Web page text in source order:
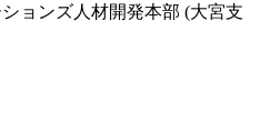
ョンズ人材開発本部 (大宮支